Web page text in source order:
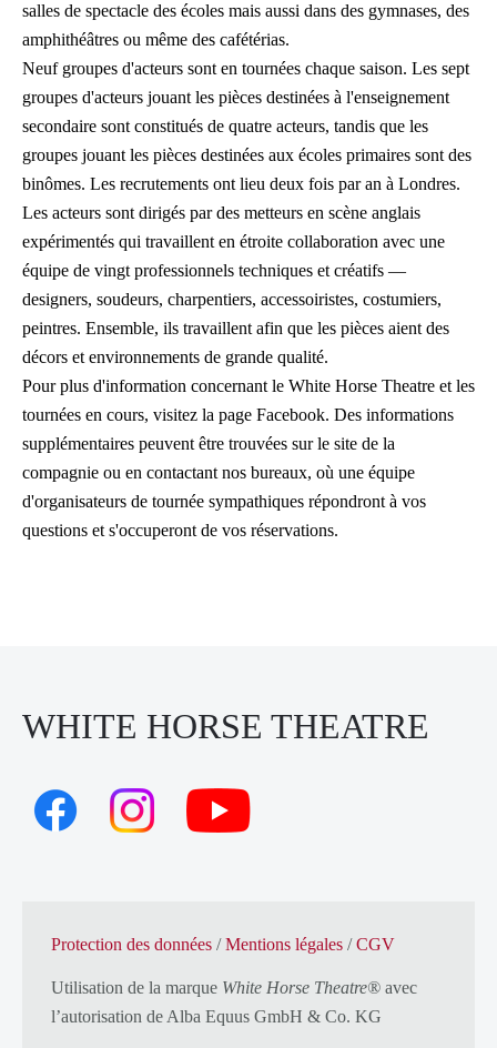
salles de spectacle des écoles mais aussi dans des gymnases, des
amphithéâtres ou même des cafétérias.
Neuf groupes d'acteurs sont en tournées chaque saison. Les sept
groupes d'acteurs jouant les pièces destinées à l'enseignement
secondaire sont constitués de quatre acteurs, tandis que les
groupes jouant les pièces destinées aux écoles primaires sont des
binômes. Les recrutements ont lieu deux fois par an à Londres.
Les acteurs sont dirigés par des metteurs en scène anglais
expérimentés qui travaillent en étroite collaboration avec une
équipe de vingt professionnels techniques et créatifs —
designers, soudeurs, charpentiers, accessoiristes, costumiers,
peintres. Ensemble, ils travaillent afin que les pièces aient des
décors et environnements de grande qualité.
Pour plus d'information concernant le White Horse Theatre et les
tournées en cours, visitez la page Facebook. Des informations
supplémentaires peuvent être trouvées sur le site de la
compagnie ou en contactant nos bureaux, où une équipe
d'organisateurs de tournée sympathiques répondront à vos
questions et s'occuperont de vos réservations.
WHITE HORSE THEATRE
Protection des données /Mentions légales /CGV
Utilisation de la marque White Horse Theatre® avec
l’autorisation de Alba Equus GmbH & Co. KG